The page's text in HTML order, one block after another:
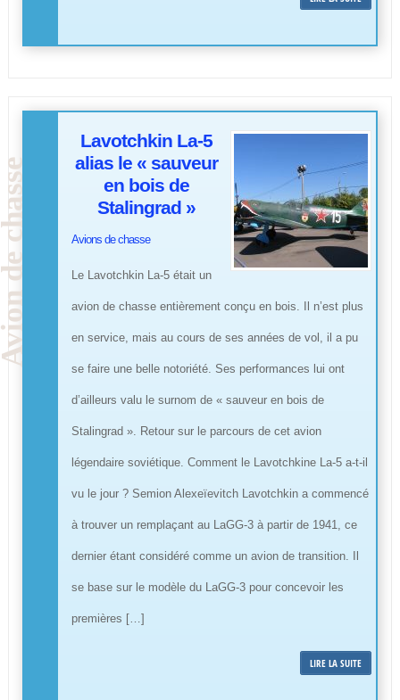
Lavotchkin La-5
alias le « sauveur
en bois de
Stalingrad »
Avions de chasse
Le Lavotchkin La-5 était un
avion de chasse entièrement conçu en bois. Il n’est plus
en service, mais au cours de ses années de vol, il a pu
se faire une belle notoriété. Ses performances lui ont
d’ailleurs valu le surnom de « sauveur en bois de
Stalingrad ». Retour sur le parcours de cet avion
légendaire soviétique. Comment le Lavotchkine La-5 a-t-il
vu le jour ? Semion Alexeïevitch Lavotchkin a commencé
à trouver un remplaçant au LaGG-3 à partir de 1941, ce
dernier étant considéré comme un avion de transition. Il
se base sur le modèle du LaGG-3 pour concevoir les
premières […]
LIRE LA SUITE